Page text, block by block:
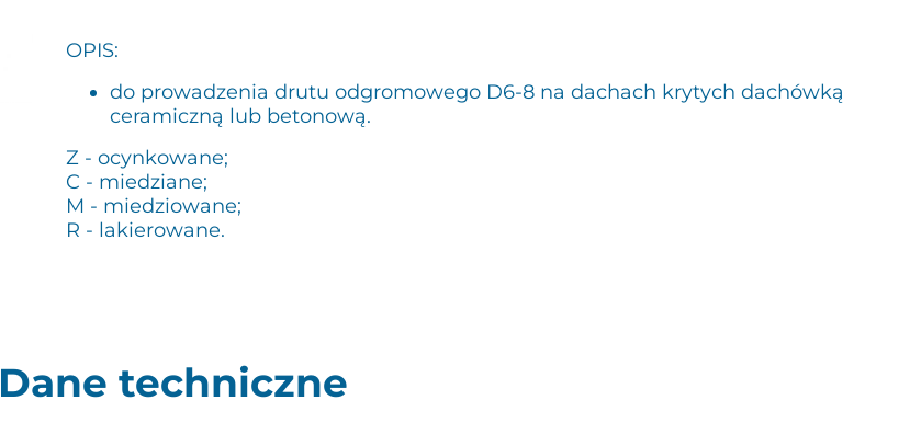
OPIS:
do prowadzenia drutu odgromowego D6-8 na dachach krytych dachówką
ceramiczną lub betonową.
Z - ocynkowane;
C - miedziane;
M - miedziowane;
R - lakierowane.
Dane techniczne